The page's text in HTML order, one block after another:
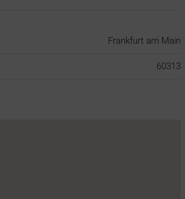
Frankfurt am Main
60313